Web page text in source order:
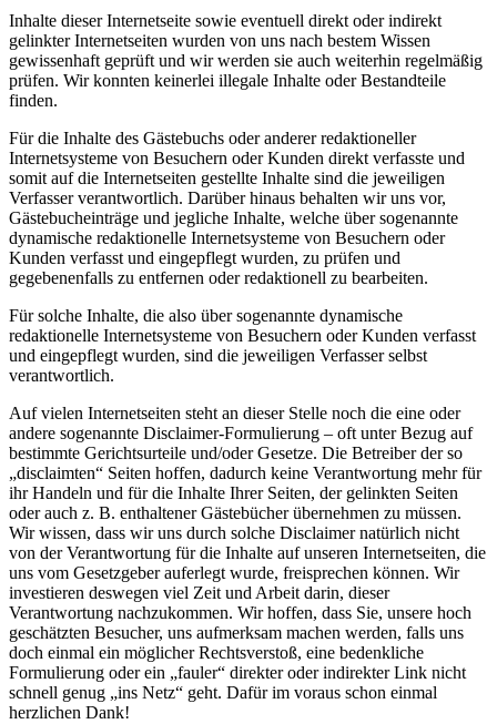
Inhalte dieser Internetseite sowie eventuell direkt oder indirekt
gelinkter Internetseiten wurden von uns nach bestem Wissen
gewissenhaft geprüft und wir werden sie auch weiterhin regelmäßig
prüfen. Wir konnten keinerlei illegale Inhalte oder Bestandteile
finden.
Für die Inhalte des Gästebuchs oder anderer redaktioneller
Internetsysteme von Besuchern oder Kunden direkt verfasste und
somit auf die Internetseiten gestellte Inhalte sind die jeweiligen
Verfasser verantwortlich. Darüber hinaus behalten wir uns vor,
Gästebucheinträge und jegliche Inhalte, welche über sogenannte
dynamische redaktionelle Internetsysteme von Besuchern oder
Kunden verfasst und eingepflegt wurden, zu prüfen und
gegebenenfalls zu entfernen oder redaktionell zu bearbeiten.
Für solche Inhalte, die also über sogenannte dynamische
redaktionelle Internetsysteme von Besuchern oder Kunden verfasst
und eingepflegt wurden, sind die jeweiligen Verfasser selbst
verantwortlich.
Auf vielen Internetseiten steht an dieser Stelle noch die eine oder
andere sogenannte Disclaimer-Formulierung – oft unter Bezug auf
bestimmte Gerichtsurteile und/oder Gesetze. Die Betreiber der so
„disclaimten“ Seiten hoffen, dadurch keine Verantwortung mehr für
ihr Handeln und für die Inhalte Ihrer Seiten, der gelinkten Seiten
oder auch z. B. enthaltener Gästebücher übernehmen zu müssen.
Wir wissen, dass wir uns durch solche Disclaimer natürlich nicht
von der Verantwortung für die Inhalte auf unseren Internetseiten, die
uns vom Gesetzgeber auferlegt wurde, freisprechen können. Wir
investieren deswegen viel Zeit und Arbeit darin, dieser
Verantwortung nachzukommen. Wir hoffen, dass Sie, unsere hoch
geschätzten Besucher, uns aufmerksam machen werden, falls uns
doch einmal ein möglicher Rechtsverstoß, eine bedenkliche
Formulierung oder ein „fauler“ direkter oder indirekter Link nicht
schnell genug „ins Netz“ geht. Dafür im voraus schon einmal
herzlichen Dank!